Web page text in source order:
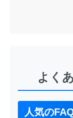
よく
人気の